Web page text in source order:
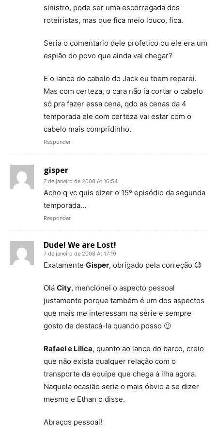
sinistro, pode ser uma escorregada dos
roteiristas, mas que fica meio louco, fica.
Seria o comentario dele profetico ou ele era um
espião do povo que ainda vai chegar?
E o lance do cabelo do Jack eu tbem reparei.
Mas com certeza, o cara não ia cortar o cabelo
só pra fazer essa cena, qdo as cenas da 4
temporada ele com certeza vai estar com o
cabelo mais compridinho.
Responder
gisper
7 de janeiro de 2008 At 16:54
Acho q vc quis dizer o 15º episódio da segunda
temporada…
Responder
Dude! We are Lost!
7 de janeiro de 2008 At 17:19
Exatamente Gisper, obrigado pela correção 😉
Olá City, mencionei o aspecto pessoal
justamente porque também é um dos aspectos
que mais me interessam na série e sempre
gosto de destacá-la quando posso 🙂
Rafael e Lilica, quanto ao lance do barco, creio
que não exista qualquer relação com o
transporte da equipe que chega à ilha agora.
Naquela ocasião seria o mais óbvio a se dizer
mesmo e Ethan o disse.
Abraços pessoal!